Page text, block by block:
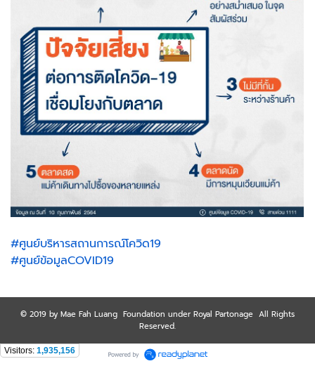
#ศูนย์บริหารสถานการณ์โควิด19
#ศูนย์ข้อมูลCOVID19
© 2019 by Mae Fah Luang Foundation under Royal Partonage All Rights
Reserved.
Visitors: 1,935,156